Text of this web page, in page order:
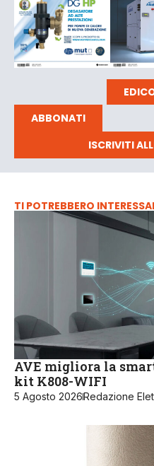
ABBONATI
ISCRIVITI
TI POTREBBERO
AVE migliora la
kit K808-WIFI
5 Agosto 2026Redazione